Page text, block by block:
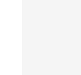
アイデア集（1）
（3）
使い方（1）